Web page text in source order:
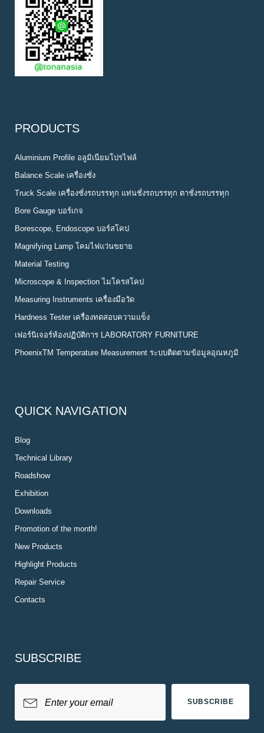
PRODUCTS
Aluminium Profile อลูมิเนียมโปรไฟล์
Balance Scale เครื่องชั่ง
Truck Scale เครื่องชั่งรถบรรทุก แท่นชั่งรถบรรทุก ตาชั่งรถบรรทุก
Bore Gauge บอร์เกจ
Borescope, Endoscope บอร์สโคป
Magnifying Lamp โคมไฟแว่นขยาย
Material Testing
Microscope & Inspection ไมโครสโคป
Measuring Instruments เครื่องมือวัด
Hardness Tester เครื่องทดสอบความแข็ง
เฟอร์นิเจอร์ห้องปฏิบัติการ LABORATORY FURNITURE
PhoenixTM Temperature Measurement ระบบติดตามข้อมูลอุณหภูมิ
QUICK NAVIGATION
Blog
Technical Library
Roadshow
Exhibition
Downloads
Promotion of the month!
New Products
Highlight Products
Repair Service
Contacts
SUBSCRIBE
SUBSCRIBE